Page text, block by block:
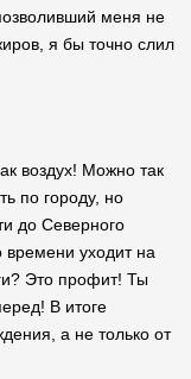
меня не
я бы точно слил
воздух! Можно так
по городу, но
до Северного
уходит на
Это профит! Ты
В итоге
а не только от